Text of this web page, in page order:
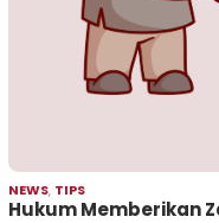
NEWS, TIPS
Hukum Memberikan